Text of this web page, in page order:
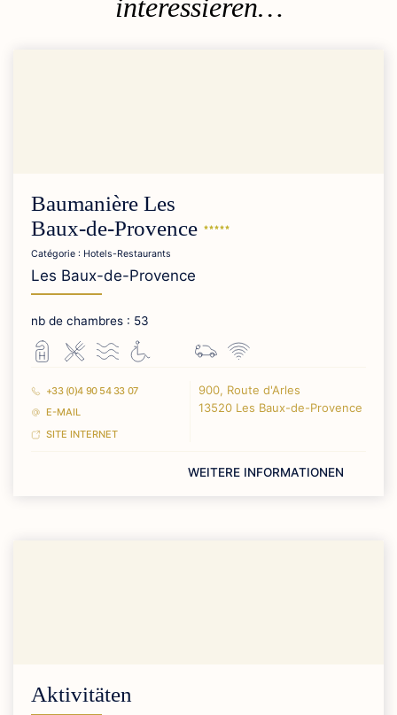
interessieren…
Baumanière Les
Baux-de-Provence
Catégorie : Hotels-Restaurants
Les Baux-de-Provence
nb de chambres : 53
+33 (0)4 90 54 33 07
E-MAIL
SITE INTERNET
900, Route d'Arles
13520 Les Baux-de-Provence
WEITERE INFORMATIONEN
Aktivitäten